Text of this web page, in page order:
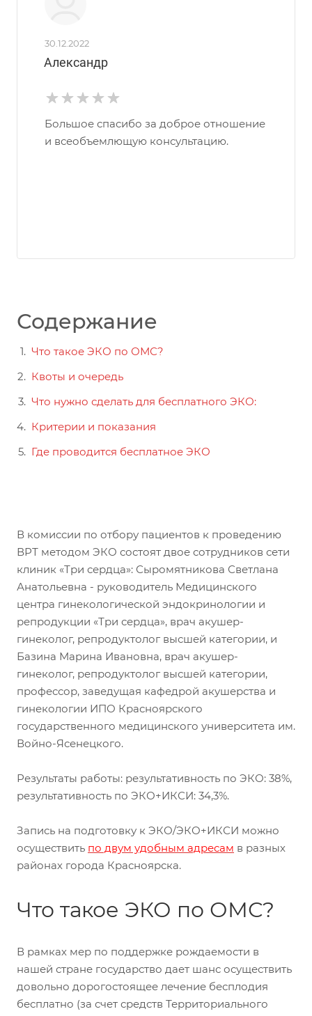
30.12.2022
Александр
Большое спасибо за доброе отношение
и всеобъемлющую консультацию.
Содержание
Что такое ЭКО по ОМС?
Квоты и очередь
Что нужно сделать для бесплатного ЭКО:
Критерии и показания
Где проводится бесплатное ЭКО
В комиссии по отбору пациентов к проведению
ВРТ методом ЭКО состоят двое сотрудников сети
клиник «Три сердца»: Сыромятникова Светлана
Анатольевна - руководитель Медицинского
центра гинекологической эндокринологии и
репродукции «Три сердца», врач акушер-
гинеколог, репродуктолог высшей категории, и
Базина Марина Ивановна, врач акушер-
гинеколог, репродуктолог высшей категории,
профессор, заведущая кафедрой акушерства и
гинекологии ИПО Красноярского
государственного медицинского университета им.
Войно-Ясенецкого.
Результаты работы: результативность по ЭКО: 38%,
результативность по ЭКО+ИКСИ: 34,3%.
Запись на подготовку к ЭКО/ЭКО+ИКСИ можно
осуществить по двум удобным адресам в разных
районах города Красноярска.
Что такое ЭКО по ОМС?
В рамках мер по поддержке рождаемости в
нашей стране государство дает шанс осуществить
довольно дорогостоящее лечение бесплодия
бесплатно (за счет средств Территориального